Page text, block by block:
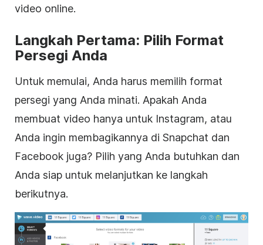
video online.
Langkah Pertama: Pilih Format
Persegi Anda
Untuk memulai, Anda harus memilih format
persegi yang Anda minati. Apakah Anda
membuat video hanya untuk Instagram, atau
Anda ingin membagikannya di Snapchat dan
Facebook juga? Pilih yang Anda butuhkan dan
Anda siap untuk melanjutkan ke langkah
berikutnya.